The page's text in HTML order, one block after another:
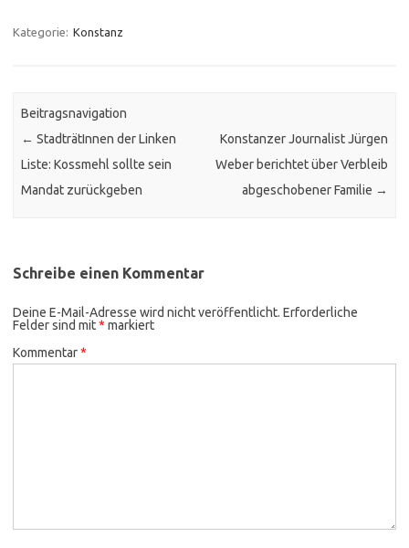
Kategorie: Konstanz
Beitragsnavigation
← StadträtInnen der Linken
Liste: Kossmehl sollte sein
Mandat zurückgeben
Konstanzer Journalist Jürgen
Weber berichtet über Verbleib
abgeschobener Familie →
Schreibe einen Kommentar
Deine E-Mail-Adresse wird nicht veröffentlicht. Erforderliche
Felder sind mit* markiert
Kommentar*